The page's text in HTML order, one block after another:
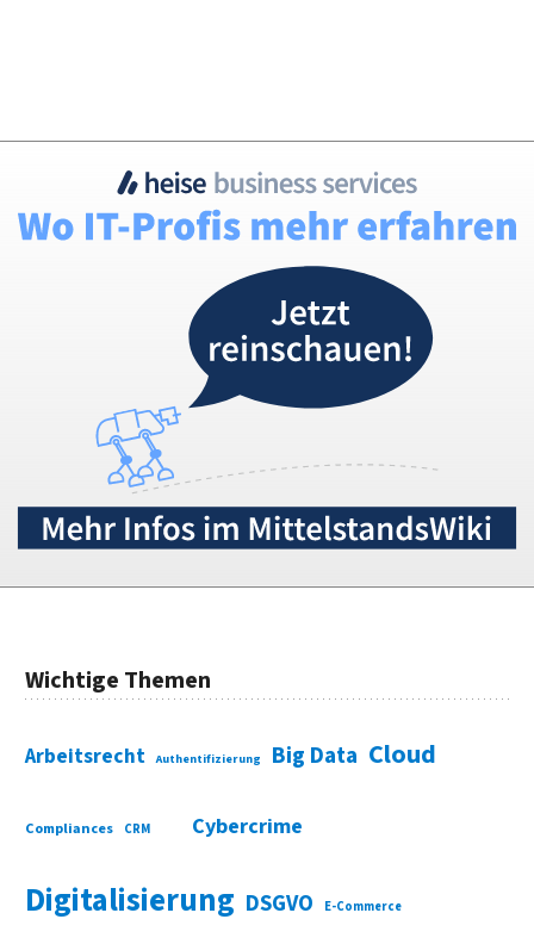
Wichtige Themen
Arbeitsrecht Authentifizierung Big Data Cloud
Compliances CRM Cybercrime
Digitalisierung DSGVO E-Commerce